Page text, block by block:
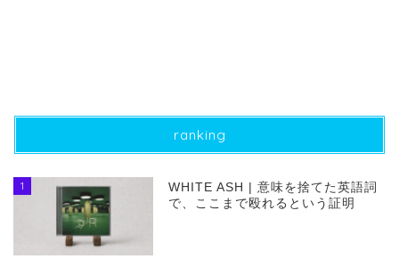
ranking
1
WHITE ASH | 意味を捨てた英語詞
で、ここまで殴れるという証明